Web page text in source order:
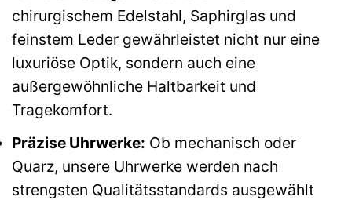
chirurgischem Edelstahl, Saphirglas und
feinstem Leder gewährleistet nicht nur eine
luxuriöse Optik, sondern auch eine
außergewöhnliche Haltbarkeit und
Tragekomfort.
Präzise Uhrwerke: Ob mechanisch oder
Quarz, unsere Uhrwerke werden nach
strengsten Qualitätsstandards ausgewählt